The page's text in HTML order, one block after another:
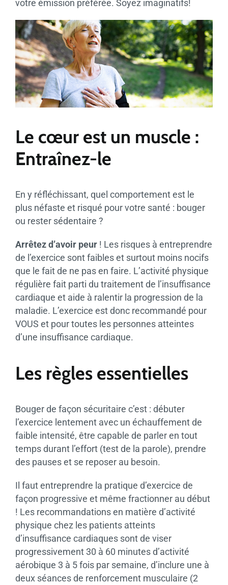
votre émission préférée. Soyez imaginatifs!
Le cœur est un muscle :
Entraînez-le
En y réfléchissant, quel comportement est le
plus néfaste et risqué pour votre santé : bouger
ou rester sédentaire ?
Arrêtez d’avoir peur! Les risques à entreprendre
de l’exercice sont faibles et surtout moins nocifs
que le fait de ne pas en faire. L’activité physique
régulière fait parti du traitement de l’insuffisance
cardiaque et aide à ralentir la progression de la
maladie. L’exercice est donc recommandé pour
VOUS et pour toutes les personnes atteintes
d’une insuffisance cardiaque.
Les règles essentielles
Bouger de façon sécuritaire c’est : débuter
l’exercice lentement avec un échauffement de
faible intensité, être capable de parler en tout
temps durant l’effort (test de la parole), prendre
des pauses et se reposer au besoin.
Il faut entreprendre la pratique d’exercice de
façon progressive et même fractionner au début
! Les recommandations en matière d’activité
physique chez les patients atteints
d’insuffisance cardiaques sont de viser
progressivement 30 à 60 minutes d’activité
aérobique 3 à 5 fois par semaine, d’inclure une à
deux séances de renforcement musculaire (2